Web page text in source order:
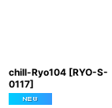
chill-Ryo104 [RYO-S-
0117]